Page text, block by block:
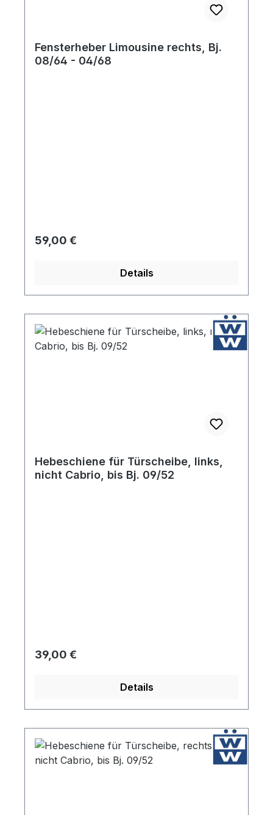
Fensterheber Limousine rechts, Bj.
08/64 - 04/68
Regulärer Preis:
59,00 €
Details
Hebeschiene für Türscheibe, links,
nicht Cabrio, bis Bj. 09/52
Regulärer Preis:
39,00 €
Details